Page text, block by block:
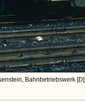
Bahnbetriebswerk [D]